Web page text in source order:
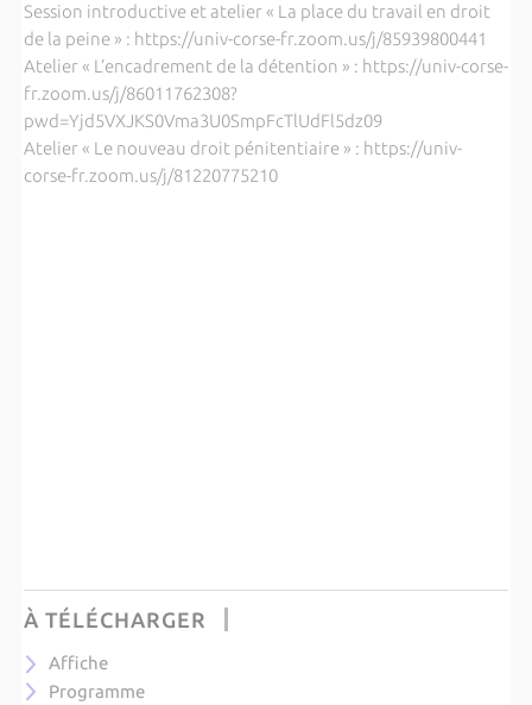
Session introductive et atelier « La place du travail en droit
de la peine » : https://univ-corse-fr.zoom.us/j/85939800441
Atelier « L’encadrement de la détention » : https://univ-corse-
fr.zoom.us/j/86011762308?
pwd=Yjd5VXJKS0Vma3U0SmpFcTlUdFl5dz09
Atelier « Le nouveau droit pénitentiaire » : https://univ-
corse-fr.zoom.us/j/81220775210
À TÉLÉCHARGER
Affiche
Programme